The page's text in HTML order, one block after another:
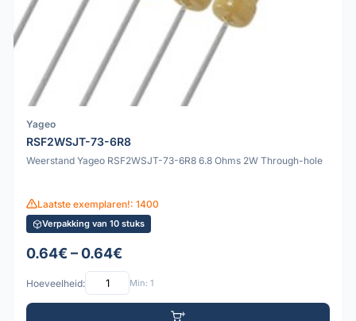
Yageo
RSF2WSJT-73-6R8
Weerstand Yageo RSF2WSJT-73-6R8 6.8 Ohms 2W Through-hole
Laatste exemplaren!: 1400
Verpakking van 10 stuks
0.64€ – 0.64€
Hoeveelheid: Min: 1